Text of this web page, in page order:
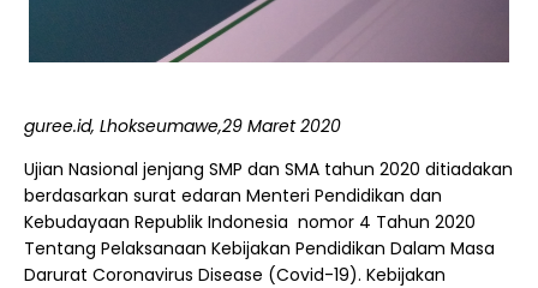
guree.id, Lhokseumawe,29 Maret 2020
Ujian Nasional jenjang SMP dan SMA tahun 2020 ditiadakan
berdasarkan surat edaran Menteri Pendidikan dan
Kebudayaan Republik Indonesia nomor 4 Tahun 2020
Tentang Pelaksanaan Kebijakan Pendidikan Dalam Masa
Darurat Coronavirus Disease (Covid-19). Kebijakan